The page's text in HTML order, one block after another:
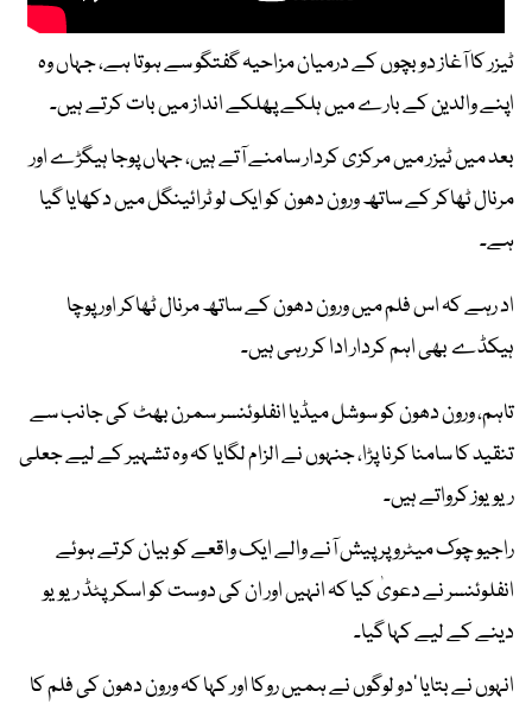
ٹیزر کا آغاز دو بچوں کے درمیان مزاحیہ گفتگو سے ہوتا ہے، جہاں وہ
اپنے والدین کے بارے میں ہلکے پھلکے انداز میں بات کرتے ہیں۔
بعد میں ٹیزر میں مرکزی کردار سامنے آتے ہیں، جہاں پوجا ہیگڑے اور
مرنال ٹھاکر کے ساتھ ورون دھون کو ایک لو ٹرائینگل میں دکھایا گیا
ہے۔
اد رہے کہ اس فلم میں ورون دھون کے ساتھ مرنال ٹھاکر اور پوچا
ہیکڈے بھی اہم کردار ادا کر رہی ہیں۔
تاہم، ورون دھون کو سوشل میڈیا انفلوئنسر سمرن بھٹ کی جانب سے
تنقید کا سامنا کرنا پڑا، جنہوں نے الزام لگایا کہ وہ تشہیر کے لیے جعلی
ریویوز کرواتے ہیں۔
راجیو چوک میٹرو پر پیش آنے والے ایک واقعے کو بیان کرتے ہوئے
انفلوئنسر نے دعویٰ کیا کہ انہیں اور ان کی دوست کو اسکرپٹڈ ریویو
دینے کے لیے کہا گیا۔
انہوں نے بتایا ’دو لوگوں نے ہمیں روکا اور کہا کہ ورون دھون کی فلم کا